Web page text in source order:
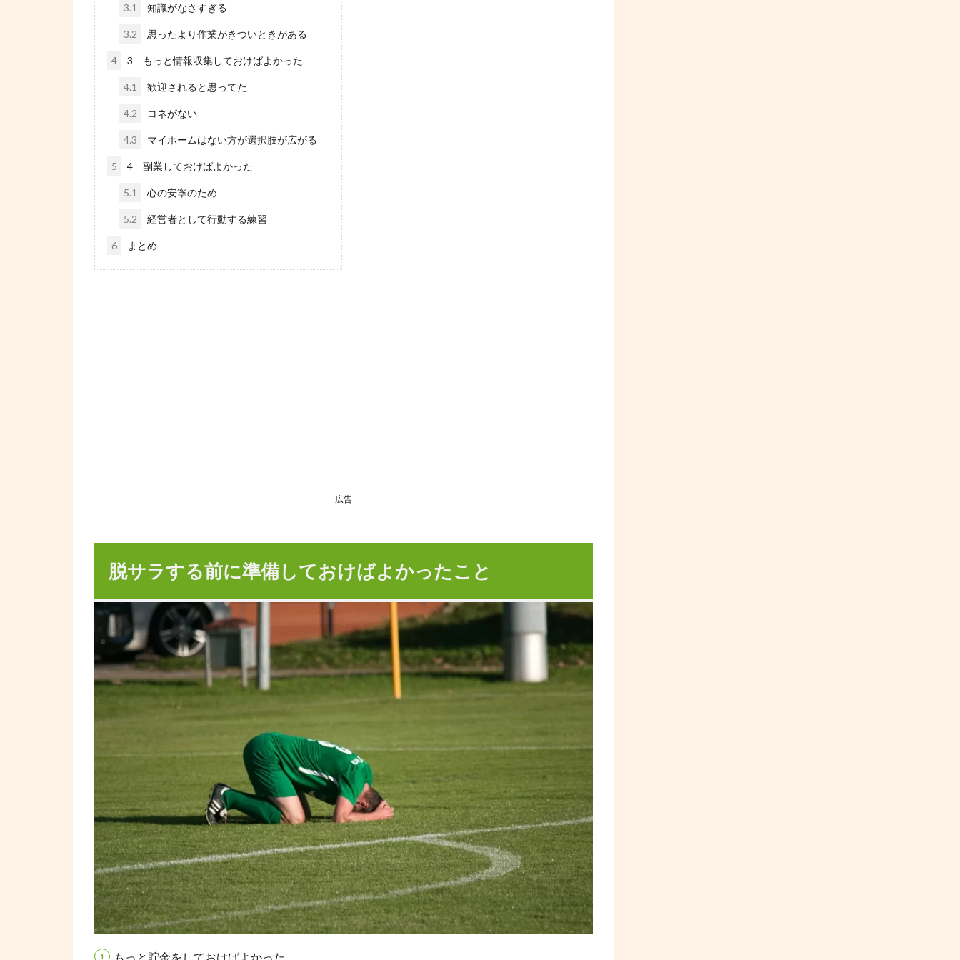
3.1 知識がなさすぎる
3.2 思ったより作業がきついときがある
4 3 もっと情報収集しておけばよかった
4.1 歓迎されると思ってた
4.2 コネがない
4.3 マイホームはない方が選択肢が広がる
5 4 副業しておけばよかった
5.1 心の安寧のため
5.2 経営者として行動する練習
6 まとめ
広告
脱サラする前に準備しておけばよかったこと
もっと貯金をしておけばよかった